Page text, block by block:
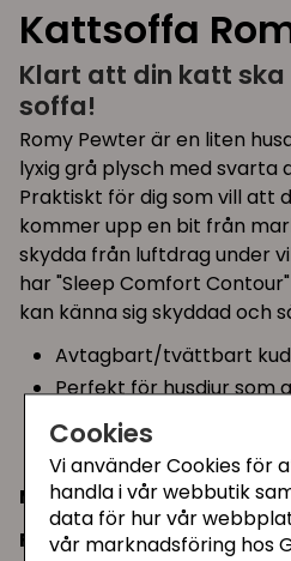
Cookies
Vi använder Cookies för
handla i vår webbutik
data för hur vår
vår marknadsföring hos
Kattsoffa
Klart att din katt ska
soffa!
Romy Pewter är en liten
lyxig grå plysch med svarta
Praktiskt för dig som vill att
kommer upp en bit från
skydda från luftdrag under
har "Sleep Comfort
kan känna sig skyddad och
Avtagbart/tvättbart
Perfekt för husdjur som
de sover
Förvaringsficka för
Mått:67 x 41 x 30 cm
Färg:Grå plysch